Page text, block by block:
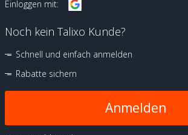
Einloggen mit:
Noch kein Talixo Kunde?
Schnell und einfach anmelden
Rabatte sichern
Anmelden